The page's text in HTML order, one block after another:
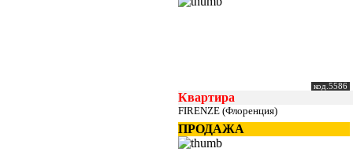
код.5586
Квартира
FIRENZE (Флоренция)
ПРОДАЖА